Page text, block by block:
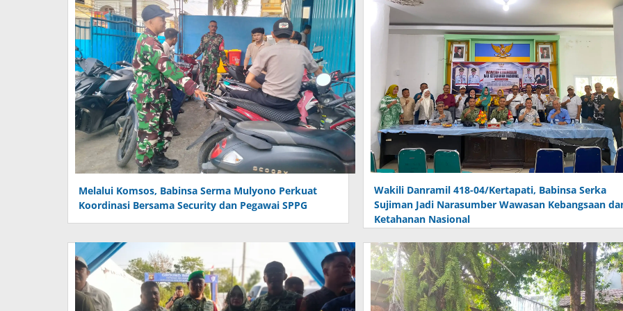
Melalui Komsos, Babinsa Serma Mulyono Perkuat
Koordinasi Bersama Security dan Pegawai SPPG
Wakili Danramil 418-04/Kertapati, Babinsa Serka
Sujiman Jadi Narasumber Wawasan Kebangsaan
Ketahanan Nasional